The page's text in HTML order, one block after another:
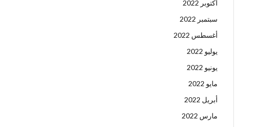
أكتوبر 2022
سبتمبر 2022
أغسطس 2022
يوليو 2022
يونيو 2022
مايو 2022
أبريل 2022
مارس 2022